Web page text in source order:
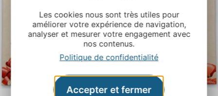
Les cookies nous sont très utiles pour
améliorer votre expérience de navigation,
analyser et mesurer votre engagement avec
nos contenus.
Politique de confidentialité
Accepter et fermer